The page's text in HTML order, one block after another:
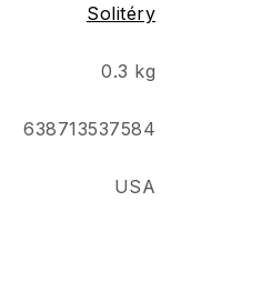
Solitéry
0.3 kg
638713537584
USA